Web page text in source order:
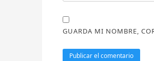
GUARDA MI NOMBRE,